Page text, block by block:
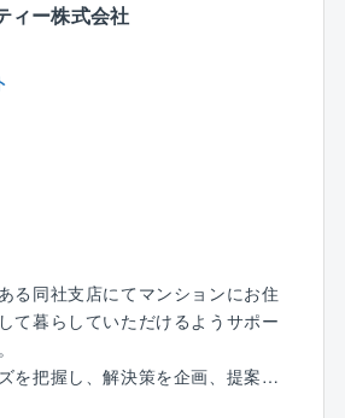
ター完備で業務時間外の対応がほ
ーが一次受けするため夜間や休日
ません。
センターの場合ですと、対応しき
ント担当が夜間や休日に対応しな
も多いですが、同社は自社内のコ
休日の対応はございません。
は宿直が月に1～2回、日直が2，3
きますが、宿直明けの次の日はお
つけて就業が可能です。
ィー株式会社
る同社支店にてマンションにお住
て暮らしていただけるようサポー
を把握し、解決策を企画、提案、
す。